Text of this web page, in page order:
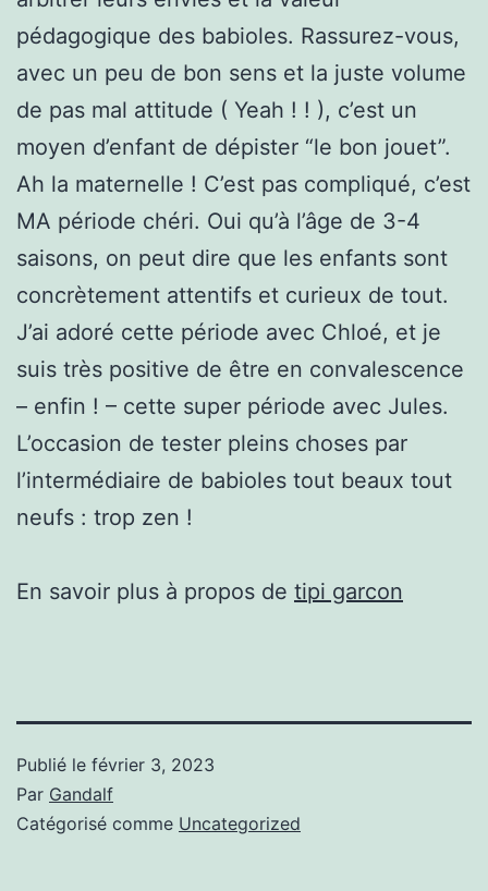
pédagogique des babioles. Rassurez-vous,
avec un peu de bon sens et la juste volume
de pas mal attitude ( Yeah ! ! ), c’est un
moyen d’enfant de dépister “le bon jouet”.
Ah la maternelle ! C’est pas compliqué, c’est
MA période chéri. Oui qu’à l’âge de 3-4
saisons, on peut dire que les enfants sont
concrètement attentifs et curieux de tout.
J’ai adoré cette période avec Chloé, et je
suis très positive de être en convalescence
– enfin ! – cette super période avec Jules.
L’occasion de tester pleins choses par
l’intermédiaire de babioles tout beaux tout
neufs : trop zen !
En savoir plus à propos de tipi garcon
Publié le février 3, 2023
Par Gandalf
Catégorisé comme Uncategorized